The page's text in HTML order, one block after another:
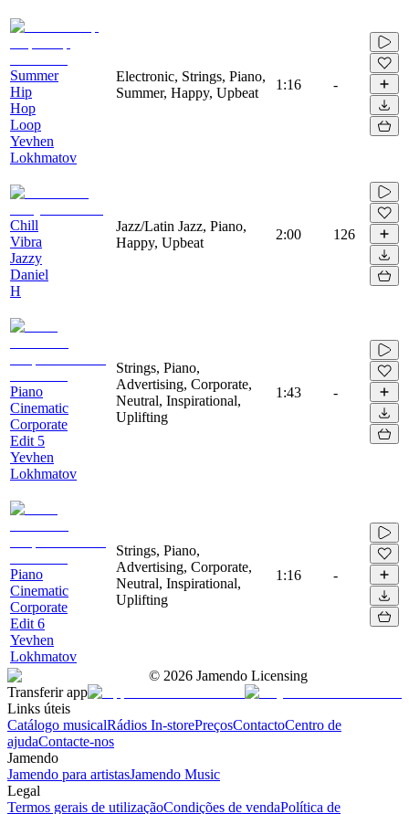
Summer
Hip
Hop
Loop
Yevhen
Lokhmatov
Electronic, Strings, Piano,
Summer, Happy, Upbeat
1:16 -
Chill
Vibra
Jazzy
Daniel
H
Jazz/Latin Jazz, Piano,
Happy, Upbeat
2:00 126
Piano
Cinematic
Corporate
Edit 5
Yevhen
Lokhmatov
Strings, Piano,
Advertising, Corporate,
Neutral, Inspirational,
Uplifting
1:43 -
Piano
Cinematic
Corporate
Edit 6
Yevhen
Lokhmatov
Strings, Piano,
Advertising, Corporate,
Neutral, Inspirational,
Uplifting
1:16 -
© 2026 Jamendo Licensing
Transferir app
Links úteis
Catálogo musicalRádios In-storePreçosContactoCentro de
ajudaContacte-nos
Jamendo
Jamendo para artistasJamendo Music
Legal
Termos gerais de utilizaçãoCondições de vendaPolítica de